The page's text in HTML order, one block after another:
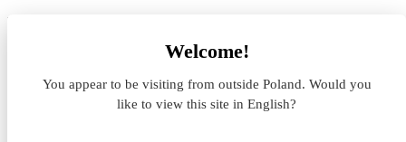
Welcome!
You appear to be visiting from outside Poland. Would you
like to view this site in English?
Lokalizacja